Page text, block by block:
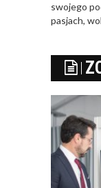
swojego
pasjach,